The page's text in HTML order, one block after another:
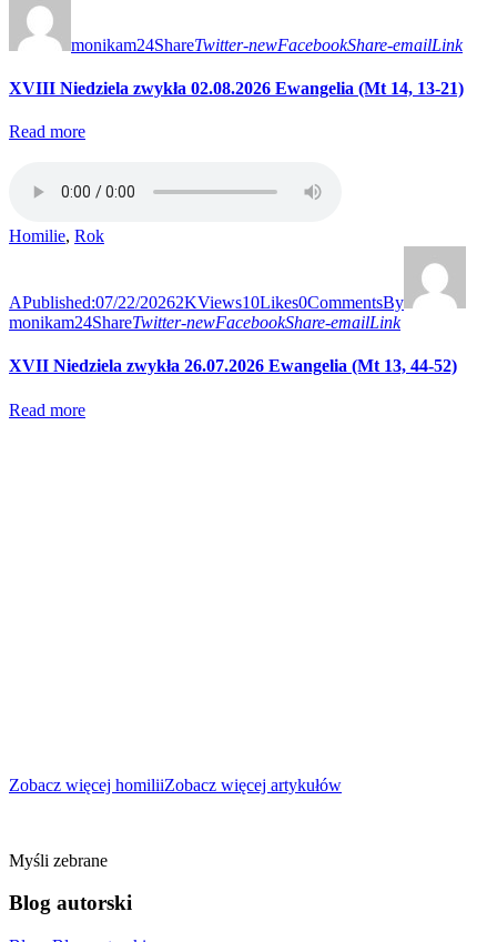
monikam24ShareTwitter-newFacebookShare-emailLink
XVIII Niedziela zwykła 02.08.2026 Ewangelia (Mt 14, 13-21)
Read more
Homilie, Rok
APublished:07/22/20262KViews10Likes0CommentsBy
monikam24ShareTwitter-newFacebookShare-emailLink
XVII Niedziela zwykła 26.07.2026 Ewangelia (Mt 13, 44-52)
Read more
Zobacz więcej homiliiZobacz więcej artykułów
Myśli zebrane
Blog autorski